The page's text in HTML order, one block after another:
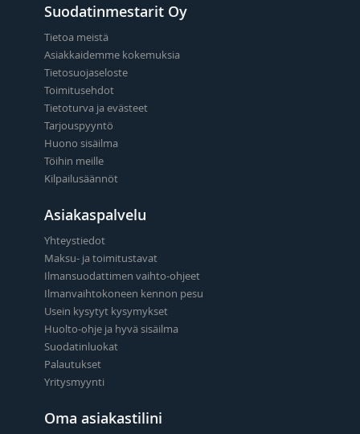
Suodatinmestarit Oy
Tietoa meistä
Asiakkaidemme kokemuksia
Tietosuojaseloste
Toimitusehdot
Tietoturva ja evästeet
Tarjouspyyntö
Huono sisäilma
Töihin meille
Kilpailusäännöt
Asiakaspalvelu
Yhteystiedot
Maksu- ja toimitustavat
Ilmansuodattimen vaihto-ohjeet
Ilmanvaihtokoneen kennon pesu
Usein kysytyt kysymykset
Huolto-ohje ja hyvä sisäilma
Suodatinluokat
Palautukset
Yritysmyynti
Oma asiakastilini